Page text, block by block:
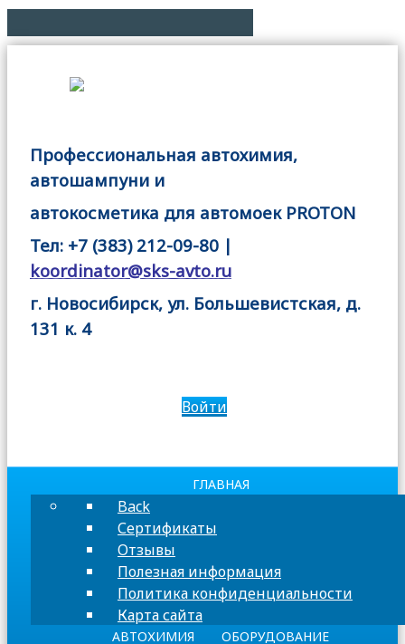
Профессиональная автохимия,
автошампуни и
автокосметика для автомоек PROTON
Тел: +7 (383) 212-09-80 |
koordinator@sks-avto.ru
г. Новосибирск, ул. Большевистская, д.
131 к. 4
Войти
ГЛАВНАЯ
Back
Сертификаты
Отзывы
Полезная информация
Политика конфиденциальности
Карта сайта
АВТОХИМИЯ
ОБОРУДОВАНИЕ